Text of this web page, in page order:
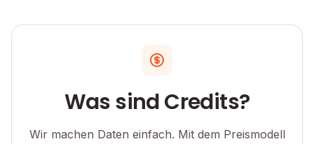
Was sind Credits?
Wir machen Daten einfach. Mit dem Preismodell